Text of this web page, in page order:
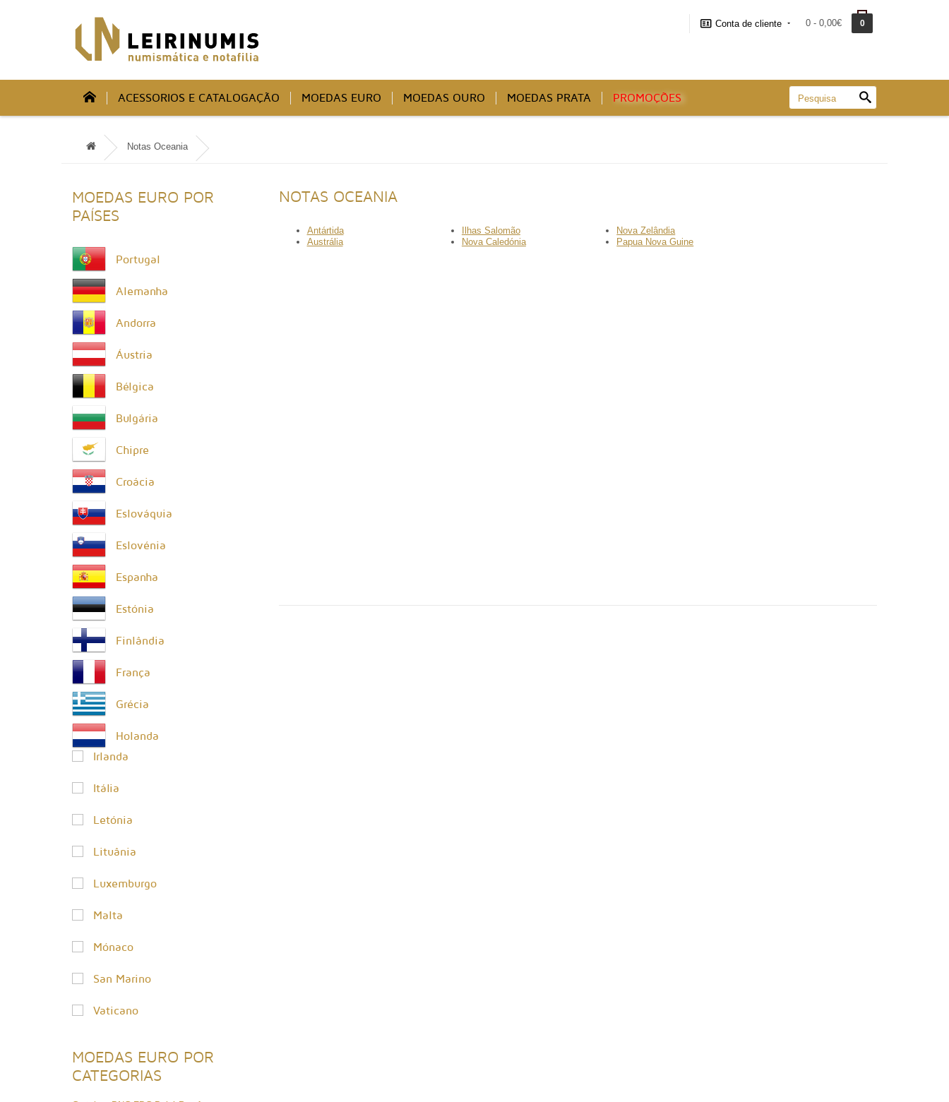
Conta de cliente 0 - 0,00€ 0
ACESSORIOS E CATALOGAÇÃO MOEDAS EURO MOEDAS OURO MOEDAS PRATA PROMOÇÕES
Notas Oceania
MOEDAS EURO POR
PAÍSES
Portugal
Alemanha
Andorra
Áustria
Bélgica
Bulgária
Chipre
Croácia
Eslováquia
Eslovénia
Espanha
Estónia
Finlândia
França
Grécia
Holanda
Irlanda
Itália
Letónia
Lituânia
Luxemburgo
Malta
Mónaco
San Marino
Vaticano
MOEDAS EURO POR
CATEGORIAS
NOTAS OCEANIA
Antártida
Austrália
Ilhas Salomão
Nova Caledónia
Nova Zelândia
Papua Nova Guine